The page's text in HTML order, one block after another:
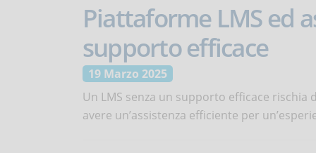
Piattaforme LMS ed
supporto efficace
19 Marzo 2025
Un LMS senza un supporto efficace
avere un’assistenza efficiente per